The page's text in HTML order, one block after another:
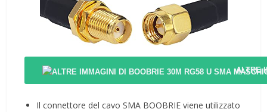
ALTRE
Il connettore del cavo SMA BOOBRIE viene utilizzato